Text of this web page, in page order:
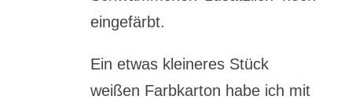
eingefärbt.
Ein etwas kleineres Stück
weißen Farbkarton habe ich mit